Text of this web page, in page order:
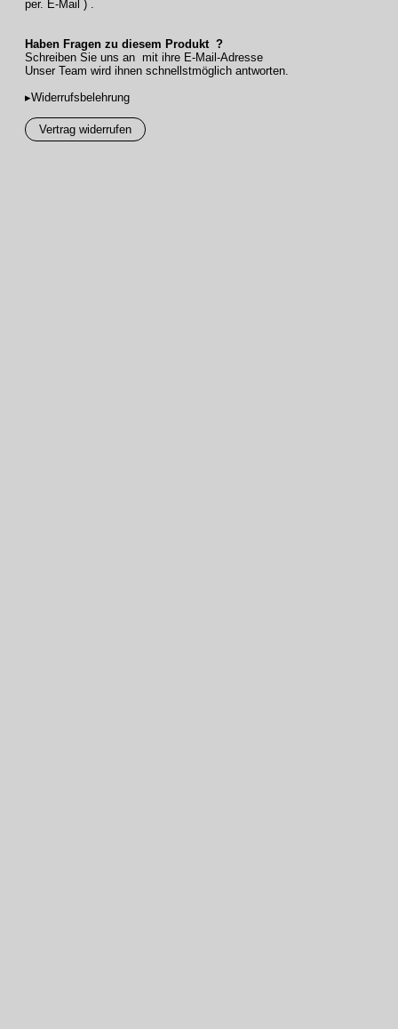
Haben Fragen zu diesem Produkt ?
Schreiben Sie uns an mit ihre E-Mail-Adresse
per. E-Mail ) .
Haben Fragen zu diesem Produkt ?
Schreiben Sie uns an mit ihre E-Mail-Adresse
Unser Team wird ihnen schnellstmöglich antworten.
▸Widerrufsbelehrung
Vertrag widerrufen